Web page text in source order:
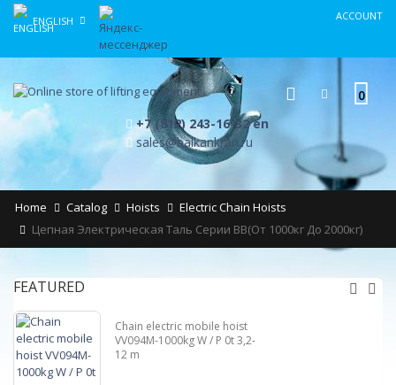
ENGLISH ACCOUNT
0
+7 (812) 243-16-32 en
sales@balkankran.ru
Home Catalog Hoists
Electric Chain Hoists
Цепная Электрическая Таль Серии ВВ(от 1000кг До 2000кг)
FEATURED
Chain electric mobile hoist
VV094M-1000kg W / P 0t 3,2-
12 m